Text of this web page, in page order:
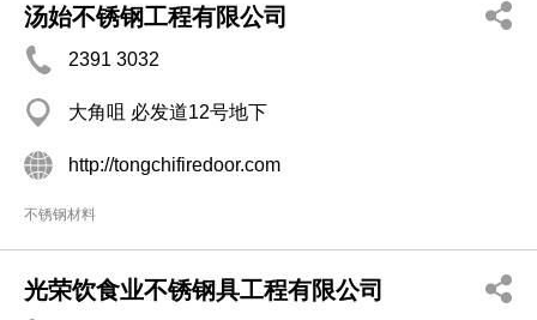
汤始不锈钢工程有限公司
2391 3032
大角咀 必发道12号地下
http://tongchifiredoor.com
不锈钢材料
光荣饮食业不锈钢具工程有限公司